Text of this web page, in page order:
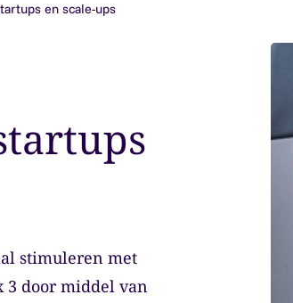
Beoordelingsopdrachten
en scale-ups
stimuleren met
3 door middel van